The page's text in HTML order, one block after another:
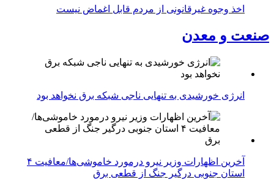
اخذ وجوه غیرقانونی از مردم قابل اغماض نیست
صنعت و معدن
انرژی خورشیدی به تنهایی ناجی شبکه برق نخواهد بود
آخرین اظهارات وزیر نیرو درمورد خاموشی‌ها/معافیت ۴
استان جنوبی درگیر جنگ از قطعی برق